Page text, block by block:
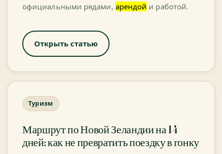
официальными рядами, арендой и работой.
Открыть статью
Туризм
Маршрут по Новой Зеландии на 14
дней: как не превратить поездку в гонку